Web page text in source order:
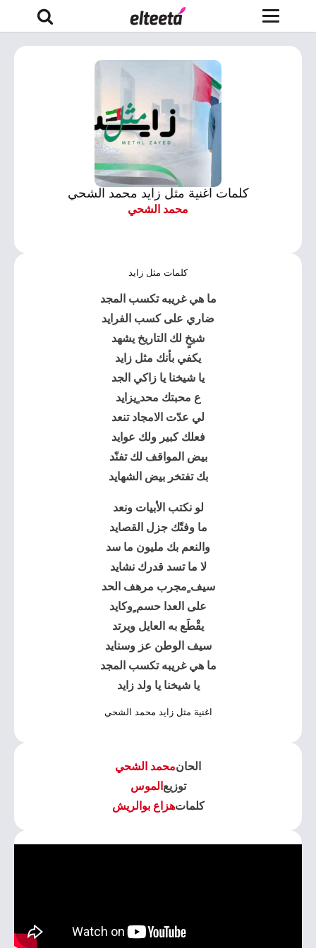
كلمات اغنية مثل زايد محمد الشحي
محمد الشحي
كلمات مثل زايد
ما هي غريبه تكسب المجد
ضاري على كسب الفرايد
شيخٍ لك التاريخ يشهد
يكفي بأنك مثل زايد
يا شيخنا يا زاكي الجد
ع محبتك محد ٍيزايد
لي عدّت الامجاد تنعد
فعلك كبير ولك عوايد
بيض المواقف لك تفنّد
بك تفتخر بيض الشهايد
لو نكتب الأبيات ونعد
ما وفتّك جزل القصايد
والنعم بك مليون ما سد
لا ما تسد قدرك نشايد
سيف ٍمجرب مرهف الحد
على العدا حسم ٍوكايد
يقْطَع به العايل ويرتد
سيف الوطن عز وسنايد
ما هي غريبه تكسب المجد
يا شيخنا يا ولد زايد
اغنية مثل زايد محمد الشحي
الحانمحمد الشحي
توزيع الموس
كلماتهزاع بوالريش